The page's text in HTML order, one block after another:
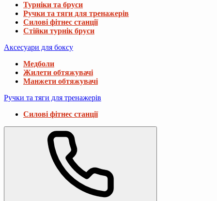
Турніки та бруси
Ручки та тяги для тренажерів
Силові фітнес станції
Стійки турнік бруси
Аксесуари для боксу
Медболи
Жилети обтяжувачі
Манжети обтяжувачі
Ручки та тяги для тренажерів
Силові фітнес станції